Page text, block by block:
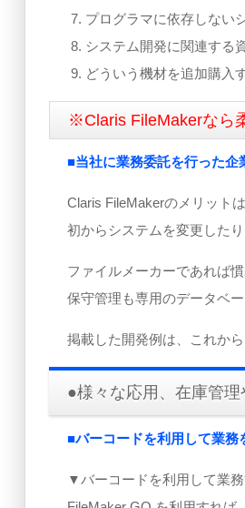
プログラマに依存しない
システム開発に関連する
どういう機材を追加購入
※Claris FileMakerなら
■当社に業務委託を行った企
Claris FileMakerのメリット
初からシステムを変更した
ファイルメーカーであれば
保守管理も専用のデータベ
掲載した開発例は、これか
●様々な応用、在庫管
■バーコードを利用して業務
▼バーコードを利用して業